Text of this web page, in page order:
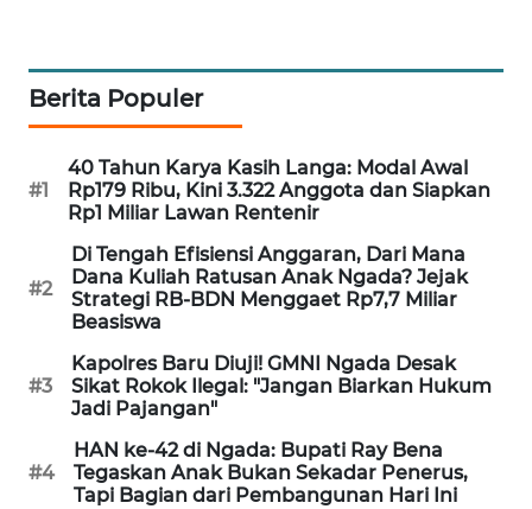
Berita Populer
#1
40 Tahun Karya Kasih Langa: Modal Awal
Rp179 Ribu, Kini 3.322 Anggota dan Siapkan
Rp1 Miliar Lawan Rentenir
#2
Di Tengah Efisiensi Anggaran, Dari Mana
Dana Kuliah Ratusan Anak Ngada? Jejak
Strategi RB-BDN Menggaet Rp7,7 Miliar
Beasiswa
#3
Kapolres Baru Diuji! GMNI Ngada Desak
Sikat Rokok Ilegal: "Jangan Biarkan Hukum
Jadi Pajangan"
#4
HAN ke-42 di Ngada: Bupati Ray Bena
Tegaskan Anak Bukan Sekadar Penerus,
Tapi Bagian dari Pembangunan Hari Ini
MEDAN
NEWS
METRO
JAKARTA
NEWS
KRT
NEWS
KARING
NEWS
JURNAL
MARITIM